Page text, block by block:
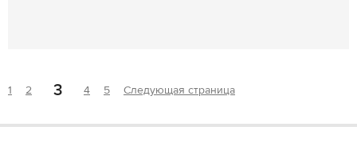
1 2 3 4 5 Следующая страница